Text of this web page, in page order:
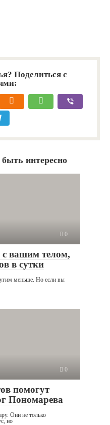
Поделиться с
интересно
0
с вашим телом,
в сутки
меньше. Но если вы
0
помогут
Пономарева
Они не только
но